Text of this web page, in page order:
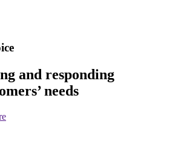
and responding
needs